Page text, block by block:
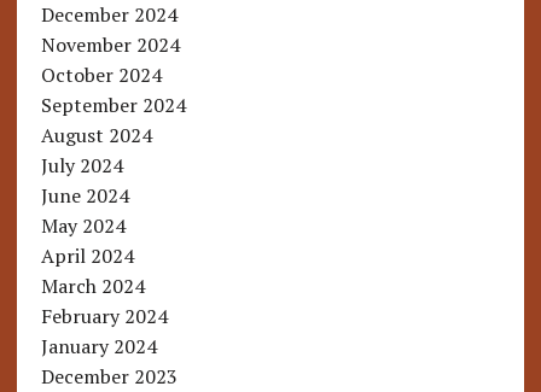
December 2024
November 2024
October 2024
September 2024
August 2024
July 2024
June 2024
May 2024
April 2024
March 2024
February 2024
January 2024
December 2023